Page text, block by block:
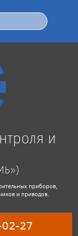
и
приборов,
и приводов.
27